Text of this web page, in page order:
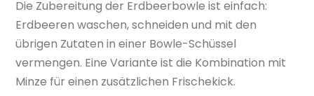
Die Zubereitung der Erdbeerbowle ist einfach:
Erdbeeren waschen, schneiden und mit den
übrigen Zutaten in einer Bowle-Schüssel
vermengen. Eine Variante ist die Kombination mit
Minze für einen zusätzlichen Frischekick.